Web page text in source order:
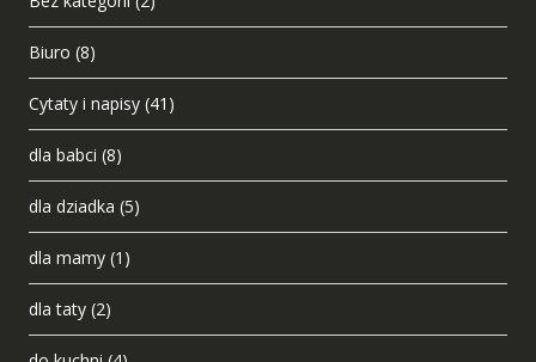
Biuro (8)
Cytaty i napisy (41)
dla babci (8)
dla dziadka (5)
dla mamy (1)
dla taty (2)